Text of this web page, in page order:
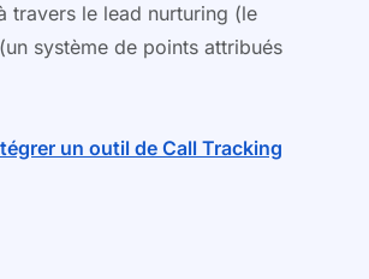
travers le lead nurturing (le
système de points attribués
un outil de Call Tracking